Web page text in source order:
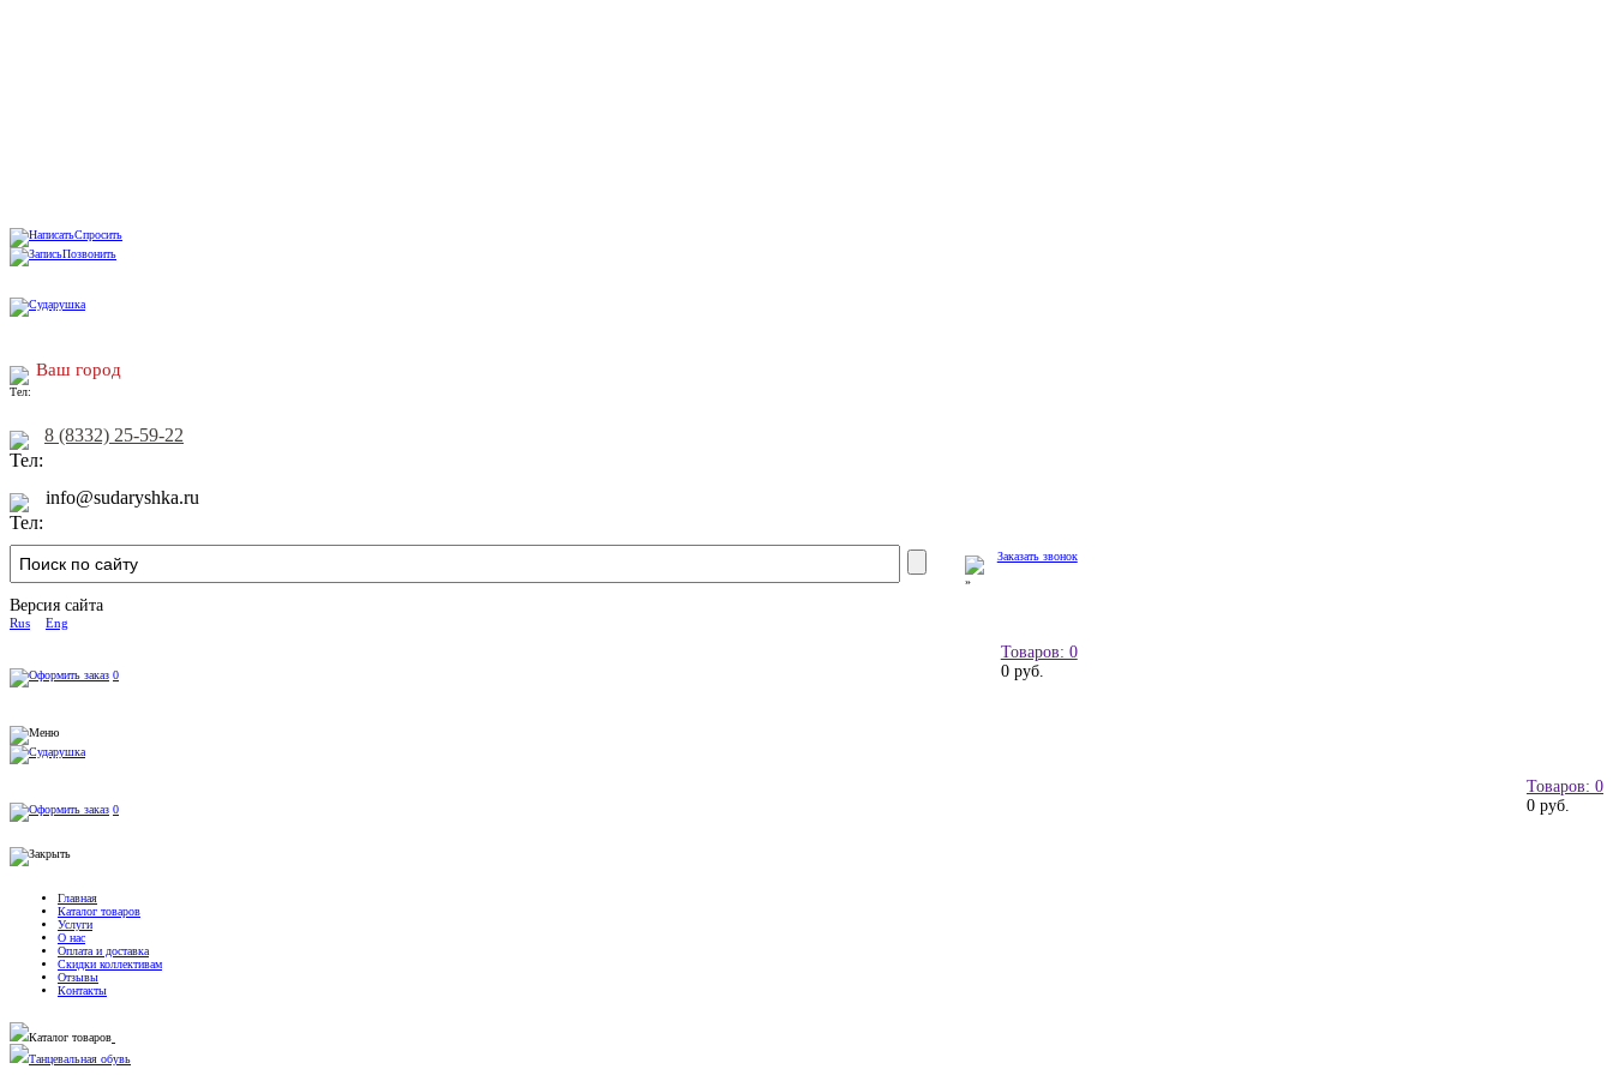
Спросить
Позвонить
Ваш город
8 (8332) 25-59-22
info@sudaryshka.ru
Заказать звонок
Версия сайта
Rus Eng
Товаров: 0
0 руб.
0
Товаров: 0
0 руб.
0
Главная
Каталог товаров
Услуги
О нас
Оплата и доставка
Скидки коллективам
Отзывы
Контакты
Каталог товаров
Танцевальная обувь